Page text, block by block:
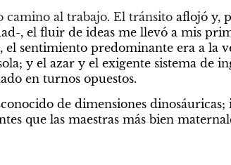
camino al trabajo. El tránsito aflojó y,
, el fluir de ideas me llevó a mis
el sentimiento predominante era a la
y el azar y el exigente sistema de
en turnos opuestos.
de dimensiones
que las maestras más bien